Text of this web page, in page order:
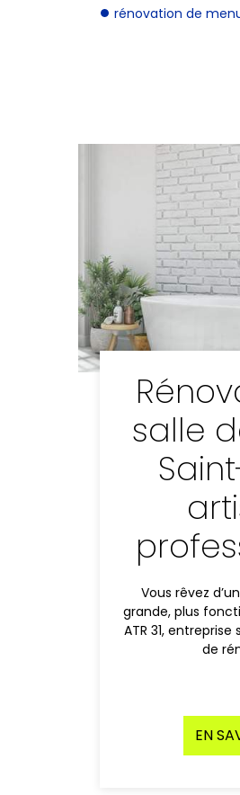
rénovation de
salle
Vous rêvez
grande, plus
ATR 31,
de
EN